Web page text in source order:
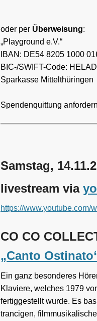
oder per Überweisung:
„Playground e.V.“
IBAN: DE54 8205 1000
BIC-/SWIFT-Code:
Sparkasse Mittelthüringen
Spendenquittung
Samstag,
livestream via
https://www.youtube.com/
CO CO
„Canto
Ein ganz besonderes
Klaviere, welches 1979
fertiggestellt wurde. Es
trancigen,